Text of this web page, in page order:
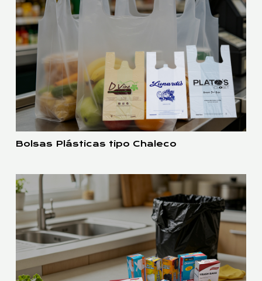
Bolsas Plásticas tipo Chaleco